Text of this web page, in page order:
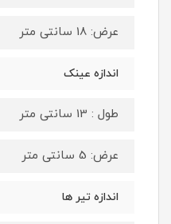
عرض: 18 سانتی متر
اندازه عینک
طول : 13 سانتی متر
عرض: 5 سانتی متر
اندازه تیر ها